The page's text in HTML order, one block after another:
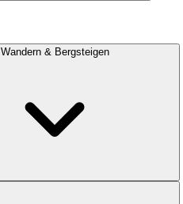
Wandern & Bergsteigen